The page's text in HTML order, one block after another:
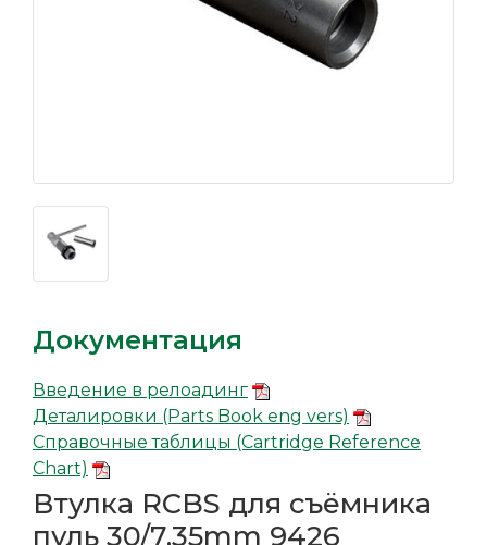
Документация
Введение в релоадинг
Деталировки (Parts Book eng vers)
Справочные таблицы (Cartridge Reference
Chart)
Втулка RCBS для съёмника
пуль 30/7.35mm 9426